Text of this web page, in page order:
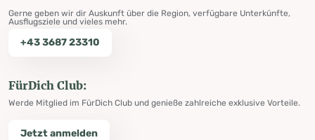
Gerne geben wir dir Auskunft über die Region, verfügbare Unterkünfte,
Ausflugsziele und vieles mehr.
+43 3687 23310
FürDich Club:
Werde Mitglied im FürDich Club und genieße zahlreiche exklusive Vorteile.
Jetzt anmelden